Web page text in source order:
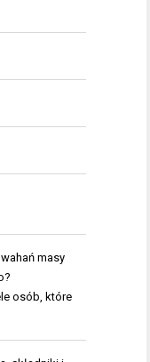
masy
osób, które